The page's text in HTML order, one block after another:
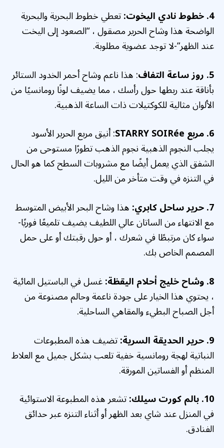
4. خطوط نادي اليخوت: تعطي خطوط البحرية والبحرية
الواضحة هذا وشاح الحرير مصقول ، “الصعود إلى اليخت
عند الظهر”-لا توجد عضوية مطلوبة.
5. روز ساعة التفاف
: هذا ناعموشاح أحمر الخدودالستائر
بأناقة عند ربطها حول رأسك ، مما يضيف لونًا رومانسيًا من
الألوان مثالية للكوكتيلات ذات الساعة الذهبية.
6. مربع STARRY SOIRée
: أنيقمربع الحرير الأسود
يجلب النجوم الذهبية نجوم الذهب تطورًا مستوحى من
الشفق الذي يعمل أيضًا مع مشروبات السطح كما هو الحال
في التنزه في وقت متأخر من الليل.
7. حرير ساحل كابري:
هذاوشاح البحر الأبيض المتوسط
مع الانتهاء من الساتان عالي اللطيف يضيف تلميعًا فوريًا-
سواء كان مرتبطًا في شعرك ، أو حول رقبتك أو على حمل
المصمم الخاص بك.
8. وشاح خليج أحلام اليقظة:
غسل فيالباستيل المائية
،يحتوي هذا الخيار على جودة ناعمة وحالم مصنوعة من
أجل الصباح البطيء والمقاهي الساحلية.
9. حرير الحديقة السرية:
تضيف هذه المطبوعات
النباتية لهجة رومانسية خفية تلعب بشكل جميل مع العلاط
المنظم أو الفساتين المورقة.
10. بالم كورت سيلك:
تشعر هذه المطبوعة الاستوائية
في المنزل عند شاي بعد الظهر أو أثناء التنزه عبر حدائق
الفنادق.